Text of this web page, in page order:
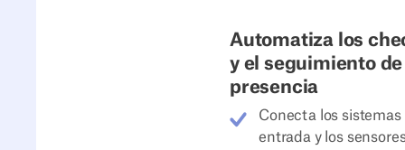
Automatiza los
y el seguimiento
presencia
Conecta los sistemas
entrada y los